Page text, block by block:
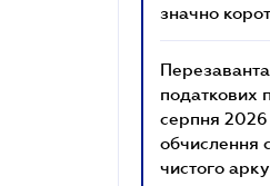
значно
податкових
серпня
обчислення
чистого